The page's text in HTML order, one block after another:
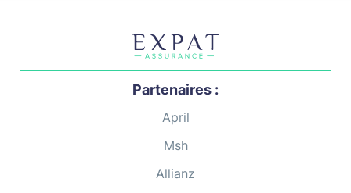
Partenaires :
April
Msh
Allianz